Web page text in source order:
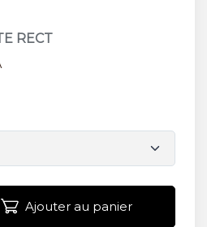
RECT
Ajouter au panier